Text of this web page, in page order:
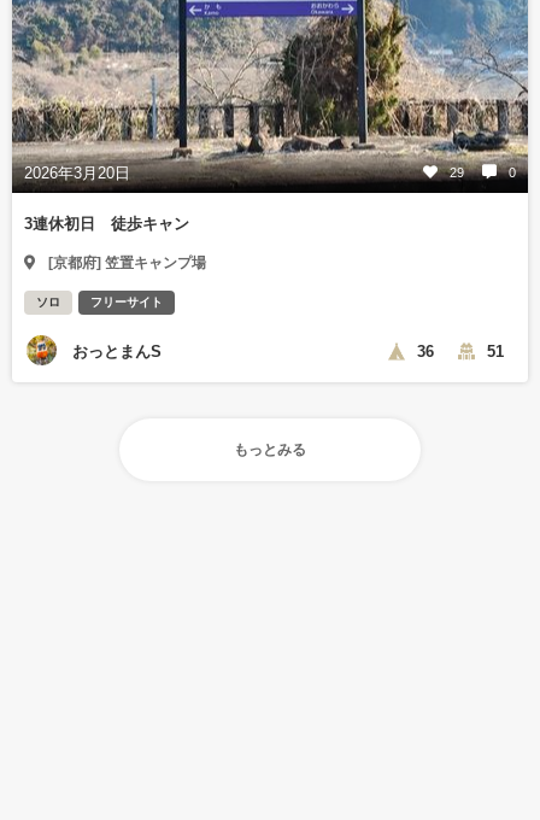
2026年3月20日 29 0
3連休初日 徒歩キャン
[京都府] 笠置キャンプ場
ソロ フリーサイト
おっとまんS 36 51
もっとみる